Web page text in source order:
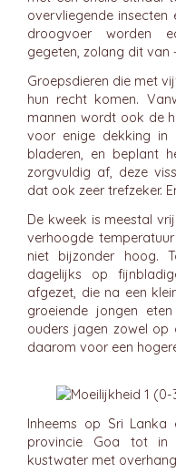
overvliegende insecten
droogvoer worden
gegeten, zolang dit van
Groepsdieren die met
hun recht komen.
mannen wordt ook de
voor enige dekking
bladeren, en beplant
zorgvuldig af, deze
dat ook zeer trefzeker.
De kweek is meestal
verhoogde
niet bijzonder hoog.
dagelijks op
afgezet, die na een
groeiende jongen
ouders jagen zowel op
daarom voor een
Inheems op Sri
provincie Goa tot
kustwater met